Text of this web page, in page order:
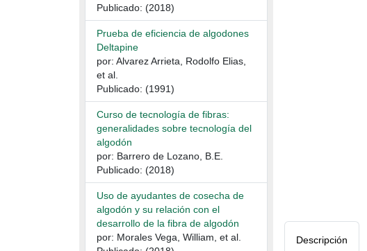
Descripción
Publicado: (2018)
Prueba de eficiencia de algodones
Deltapine
por: Alvarez Arrieta, Rodolfo Elias,
et al.
Publicado: (1991)
Curso de tecnología de fibras:
generalidades sobre tecnología del
algodón
por: Barrero de Lozano, B.E.
Publicado: (2018)
Uso de ayudantes de cosecha de
algodón y su relación con el
desarrollo de la fibra de algodón
por: Morales Vega, William, et al.